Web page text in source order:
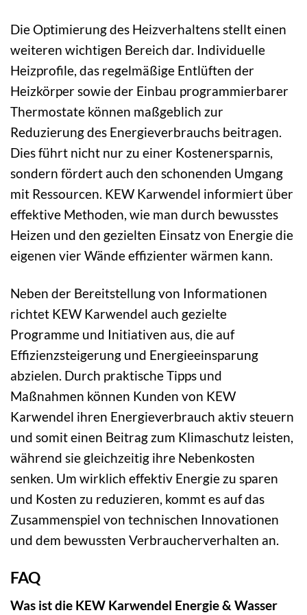
Die Optimierung des Heizverhaltens stellt einen
weiteren wichtigen Bereich dar. Individuelle
Heizprofile, das regelmäßige Entlüften der
Heizkörper sowie der Einbau programmierbarer
Thermostate können maßgeblich zur
Reduzierung des Energieverbrauchs beitragen.
Dies führt nicht nur zu einer Kostenersparnis,
sondern fördert auch den schonenden Umgang
mit Ressourcen. KEW Karwendel informiert über
effektive Methoden, wie man durch bewusstes
Heizen und den gezielten Einsatz von Energie die
eigenen vier Wände effizienter wärmen kann.
Neben der Bereitstellung von Informationen
richtet KEW Karwendel auch gezielte
Programme und Initiativen aus, die auf
Effizienzsteigerung und Energieeinsparung
abzielen. Durch praktische Tipps und
Maßnahmen können Kunden von KEW
Karwendel ihren Energieverbrauch aktiv steuern
und somit einen Beitrag zum Klimaschutz leisten,
während sie gleichzeitig ihre Nebenkosten
senken. Um wirklich effektiv Energie zu sparen
und Kosten zu reduzieren, kommt es auf das
Zusammenspiel von technischen Innovationen
und dem bewussten Verbraucherverhalten an.
FAQ
Was ist die KEW Karwendel Energie & Wasser